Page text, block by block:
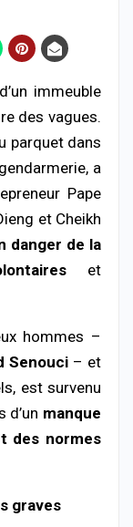
d’un immeuble
des vagues.
parquet dans
gendarmerie, a
Pape
et Cheikh
danger de la
et
hommes –
Senouci – et
estsurvenu
d’un manque
des normes
graves